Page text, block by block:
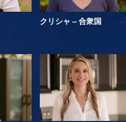
クリシャ – 合衆国